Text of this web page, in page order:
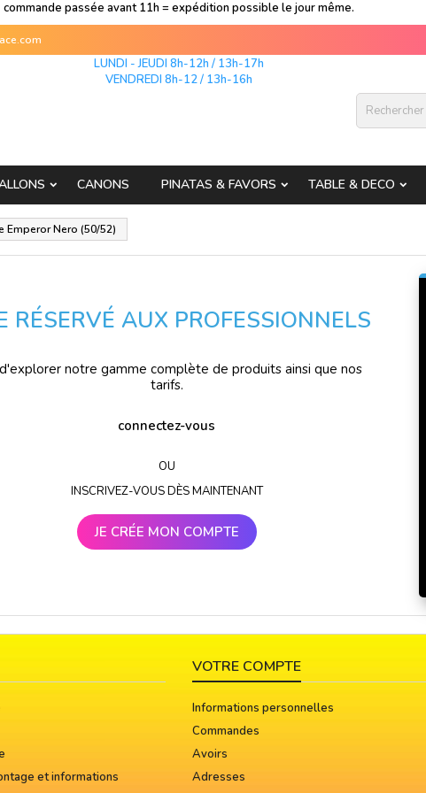
commande passée avant 11h = expédition possible le jour même.
LUNDI - JEUDI 8h-12h / 13h-17h
VENDREDI 8h-12 / 13h-16h
CANONS PINATAS & FAVORS TABLE & DECO
Emperor Nero (50/52)
RÉSERVÉ AUX PROFESSIONNELS
notre gamme complète de produits ainsi que nos
tarifs.
connectez-vous
OU
INSCRIVEZ-VOUS DÈS MAINTENANT
JE CRÉE MON COMPTE
et informations
VOTRE COMPTE
Informations personnelles
Commandes
Avoirs
Adresses